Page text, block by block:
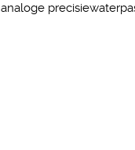
analoge